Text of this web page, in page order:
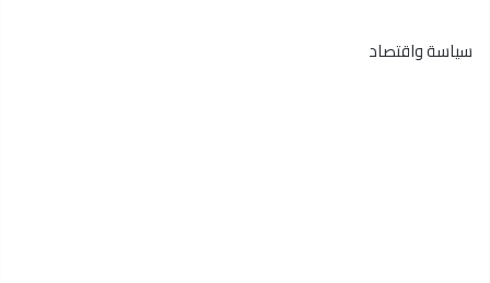
سياسة واقتصاد